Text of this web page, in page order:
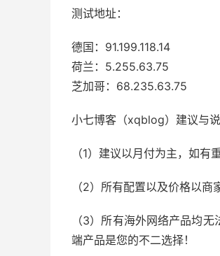
测试地址：
德国：91.199.118.14
荷兰：5.255.63.75
芝加哥：68.235.63.75
小七博客（xqblog）建议与说
（1）建议以月付为主，如有
（2）所有配置以及价格以商
（3）所有海外网络产品均
端产品是您的不二选择！